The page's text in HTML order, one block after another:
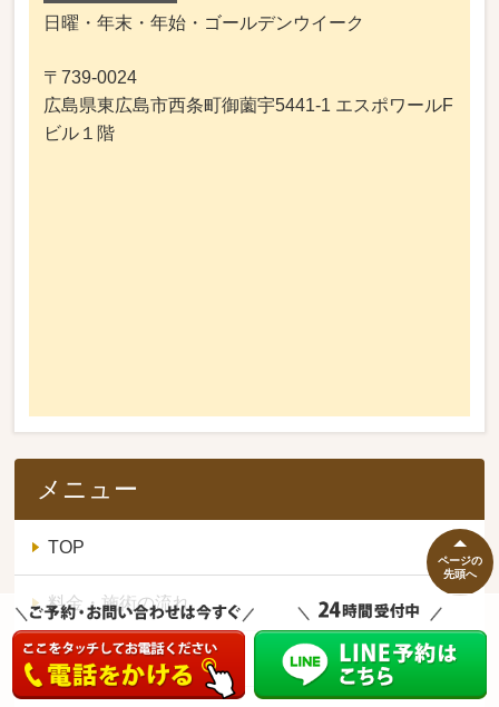
日曜・年末・年始・ゴールデンウイーク
〒739-0024
広島県東広島市西条町御薗宇5441-1 エスポワールF
ビル１階
メニュー
TOP
料金・施術の流れ
お客様の声
ページの
先頭へ